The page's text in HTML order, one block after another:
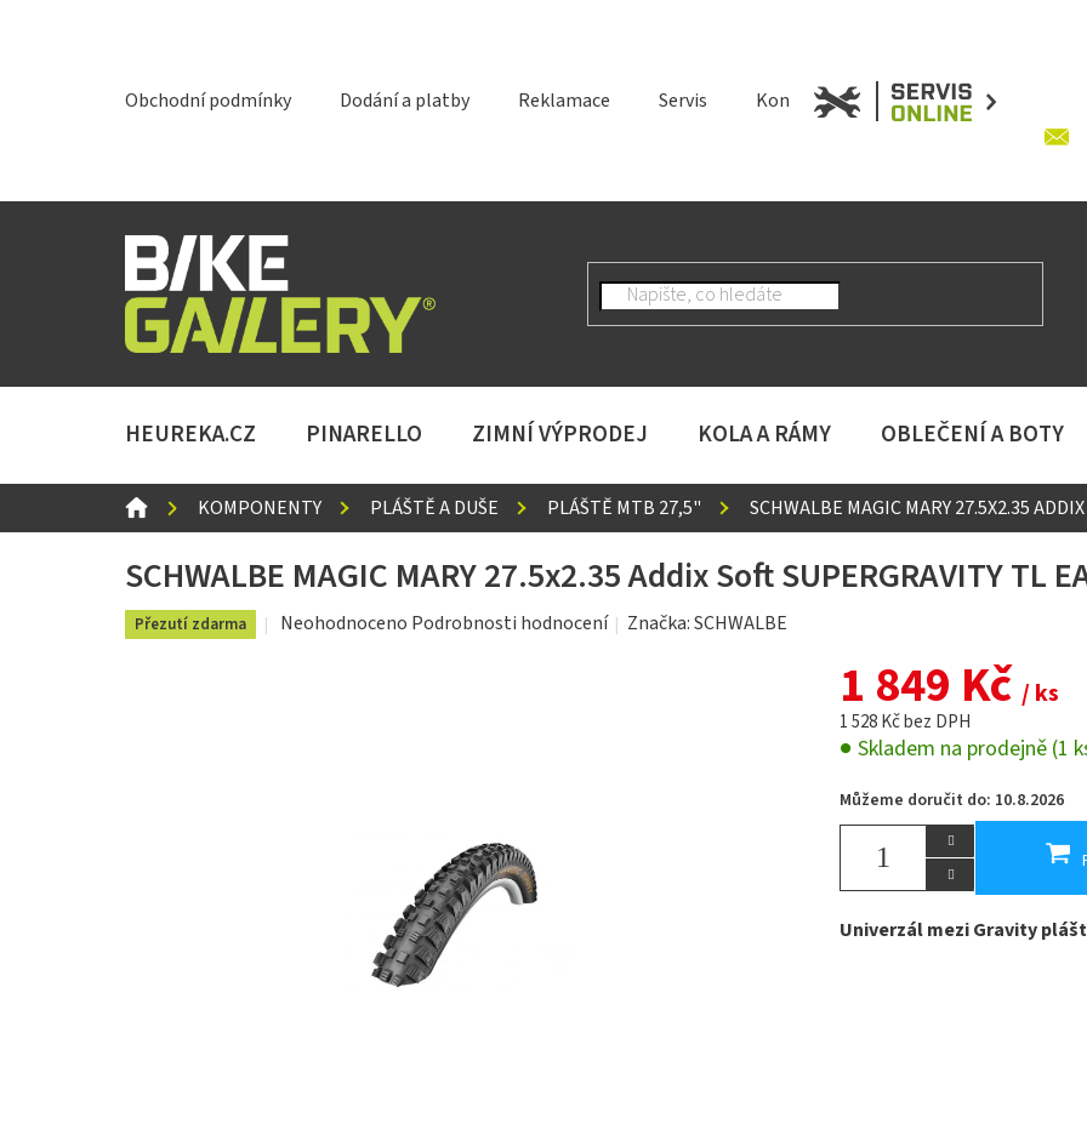
Obchodní podmínky Dodání a platby Reklamace Servis Kontakt
HEUREKA.CZ PINARELLO ZIMNÍ VÝPRODEJ KOLA A RÁMY OBLEČENÍ A BOTY
DOMŮKOMPONENTY PLÁŠTĚ A DUŠE PLÁŠTĚ MTB 27,5" SCHWALBE MAGIC MARY 27.5X2.35
SCHWALBE MAGIC MARY 27.5x2.35 Addix Soft SUPERGRAVITY TL
Přezutí zdarma
Průměrné
Neohodnoceno Podrobnosti hodnocení Značka:SCHWALBE
1 849 Kč / ks
1 528 Kč bez DPH
Skladem na prodejně (1
Můžeme doručit do: 10.8.2026
Univerzál mezi Gravity